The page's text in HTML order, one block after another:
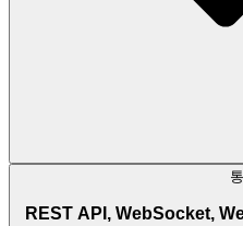
REST API, WebSocket,